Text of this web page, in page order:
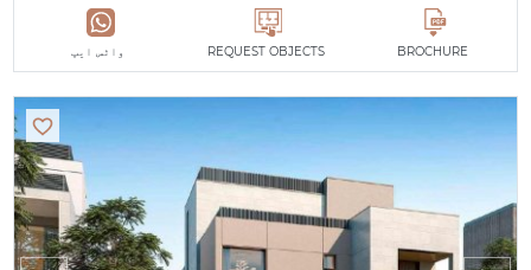
BROCHURE
REQUEST OBJECTS واٹس ایپ